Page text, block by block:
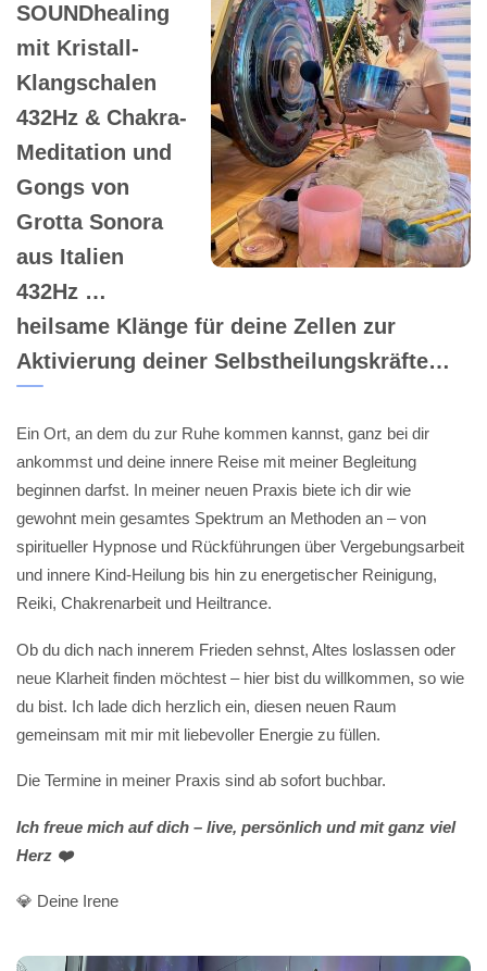
SOUNDhealing
mit Kristall-
Klangschalen
432Hz & Chakra-
Meditation und
Gongs von
Grotta Sonora
aus Italien
432Hz …
heilsame Klänge für deine Zellen zur
Aktivierung deiner Selbstheilungskräfte…
Ein Ort, an dem du zur Ruhe kommen kannst, ganz bei dir
ankommst und deine innere Reise mit meiner Begleitung
beginnen darfst. In meiner neuen Praxis biete ich dir wie
gewohnt mein gesamtes Spektrum an Methoden an – von
spiritueller Hypnose und Rückführungen über Vergebungsarbeit
und innere Kind-Heilung bis hin zu energetischer Reinigung,
Reiki, Chakrenarbeit und Heiltrance.
Ob du dich nach innerem Frieden sehnst, Altes loslassen oder
neue Klarheit finden möchtest – hier bist du willkommen, so wie
du bist. Ich lade dich herzlich ein, diesen neuen Raum
gemeinsam mit mir mit liebevoller Energie zu füllen.
Die Termine in meiner Praxis sind ab sofort buchbar.
Ich freue mich auf dich – live, persönlich und mit ganz viel
Herz ❤️
💎 Deine Irene